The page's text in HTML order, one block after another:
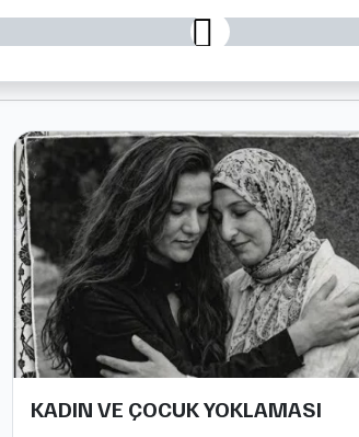
KADIN VE ÇOCUK YOKLAMASI